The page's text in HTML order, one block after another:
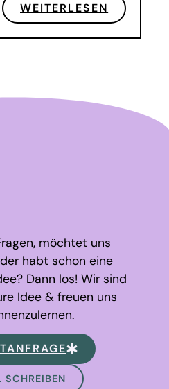
WEITERLESEN
möchtet uns
habt schon eine
Dann los! Wir sind
Idee & freuen uns